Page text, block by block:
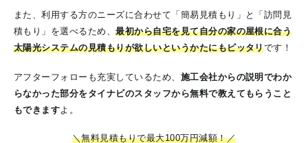
また、利用する方のニーズに合わせて「簡易見積もり」と「訪問見
積もり」を選べるため、最初から自宅を見て自分の家の屋根に合う
太陽光システムの見積もりが欲しいというかたにもピッタリです！
アフターフォローも充実しているため、 施工会社からの説明でわか
らなかった部分をタイナビのスタッフから無料で教えてもらうこと
もできますよ。
＼無料見積もりで最大100万円減額！／